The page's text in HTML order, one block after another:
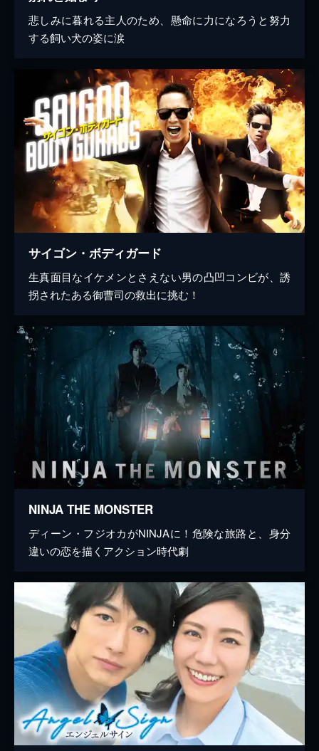
悲しみに暮れる主人のため、懸命に力になろうと努力
する飼い犬の姿に涙
サイゴン・ボディガード
生真面目なイケメンとさえない男の凸凹コンビが、誘
拐されたある御曹司の救出に挑む！
NINJA THE MONSTER
ディーン・フジオカがNINJAに！危険な旅路と、身分
違いの恋を描くアクション時代劇